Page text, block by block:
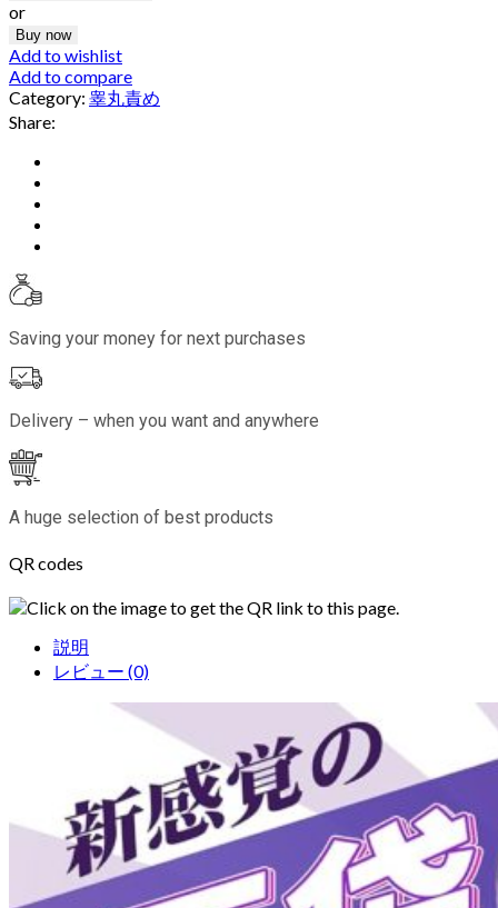
or
Buy now
Add to wishlist
Add to compare
Category: 睾丸責め
Share:
Saving your money for next purchases
Delivery – when you want and anywhere
A huge selection of best products
QR codes
Click on the image to get the QR link to this page.
説明
レビュー (0)